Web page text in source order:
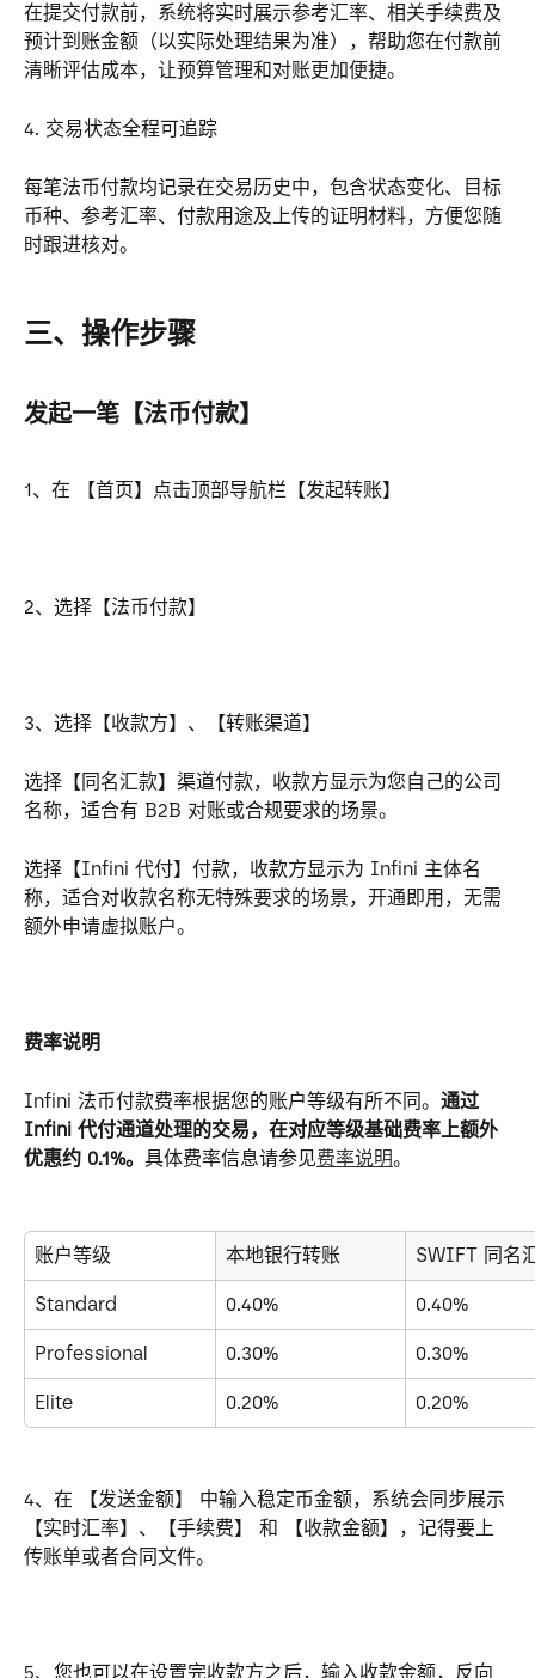
在提交付款前，系统将实时展示参考汇率、相关手续费及
预计到账金额（以实际处理结果为准），帮助您在付款前
清晰评估成本，让预算管理和对账更加便捷。
4. 交易状态全程可追踪
每笔法币付款均记录在交易历史中，包含状态变化、目标
币种、参考汇率、付款用途及上传的证明材料，方便您随
时跟进核对。
三、操作步骤
发起一笔【法币付款】
1、在 【首页】点击顶部导航栏【发起转账】
2、选择【法币付款】
3、选择【收款方】、【转账渠道】
选择【同名汇款】渠道付款，收款方显示为您自己的公司
名称，适合有 B2B 对账或合规要求的场景。
选择【Infini 代付】付款，收款方显示为 Infini 主体名
称，适合对收款名称无特殊要求的场景，开通即用，无需
额外申请虚拟账户。
费率说明
Infini 法币付款费率根据您的账户等级有所不同。 通过
Infini 代付通道处理的交易，在对应等级基础费率上额外
优惠约 0.1%。 具体费率信息请参见费率说明。
账户等级 本地银行转账 SWIFT 同名
Standard 0.40% 0.40%
Professional 0.30% 0.30%
Elite 0.20% 0.20%
4、在 【发送金额】 中输入稳定币金额，系统会同步展示
【实时汇率】、【手续费】 和 【收款金额】，记得要上
传账单或者合同文件。
5、您也可以在设置完收款方之后，输入收款金额，反向